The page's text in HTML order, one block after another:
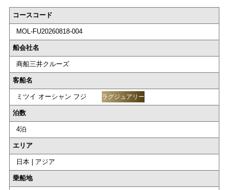
コースコード
MOL-FU20260818-004
船会社名
商船三井クルーズ
客船名
ミツイ オーシャン フジ ラグジュアリー
泊数
4泊
エリア
日本 | アジア
乗船地